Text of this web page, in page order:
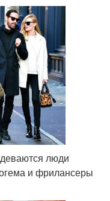
люди
и фрилансеры